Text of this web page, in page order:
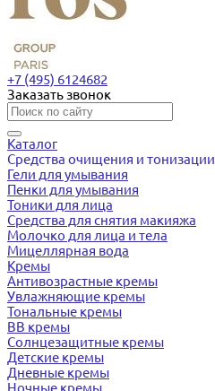
+7 (495) 6124682
Заказать звонок
Каталог
Средства очищения и тонизации
Гели для умывания
Пенки для умывания
Тоники для лица
Средства для снятия макияжа
Молочко для лица и тела
Мицеллярная вода
Кремы
Антивозрастные кремы
Увлажняющие кремы
Тональные кремы
BB кремы
Солнцезащитные кремы
Детские кремы
Дневные кремы
Ночные кремы